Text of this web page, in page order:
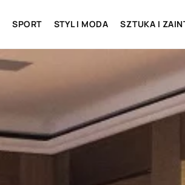
SPORT STYL I MODA SZTUKA I